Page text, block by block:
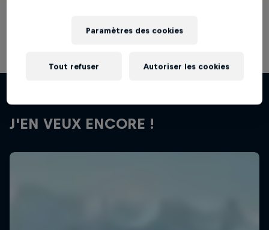
J'EN VEUX ENCORE !
Paramètres des cookies
Tout refuser Autoriser les cookies